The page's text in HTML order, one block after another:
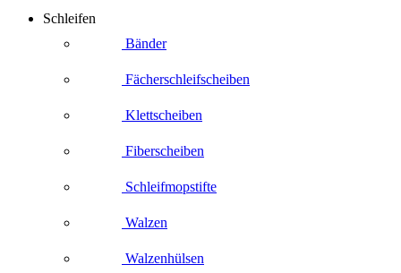
Schleifen
Bänder
Fächerschleifscheiben
Klettscheiben
Fiberscheiben
Schleifmopstifte
Walzen
Walzenhülsen